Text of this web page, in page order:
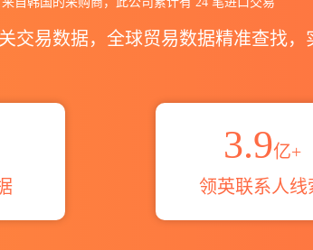
交易数据，全球贸易数据精准查找
3.9亿+
领英联系人线